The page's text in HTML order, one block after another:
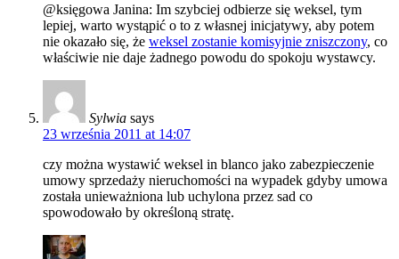
@księgowa Janina: Im szybciej odbierze się weksel, tym
lepiej, warto wystąpić o to z własnej inicjatywy, aby potem
nie okazało się, że weksel zostanie komisyjnie zniszczony, co
właściwie nie daje żadnego powodu do spokoju wystawcy.
Sylwia says
23 września 2011 at 14:07
czy można wystawić weksel in blanco jako zabezpieczenie
umowy sprzedaży nieruchomości na wypadek gdyby umowa
została unieważniona lub uchylona przez sad co
spowodowało by określoną stratę.